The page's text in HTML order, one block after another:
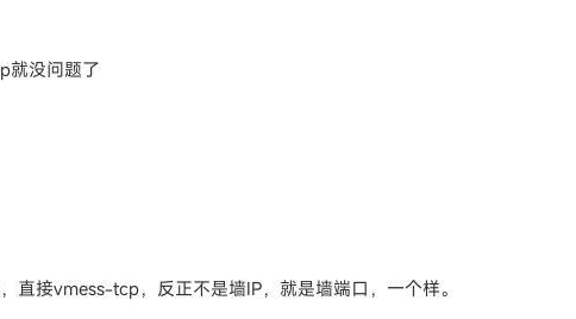
就没问题了
直接vmess-tcp，反正不是墙IP，就是墙端口，一个样。